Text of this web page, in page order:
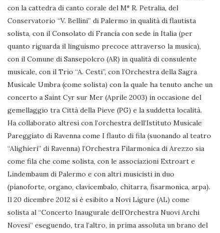
con la cattedra di canto corale del M° R. Petralia, del
Conservatorio “V. Bellini” di Palermo in qualità di flautista
solista, con il Consolato di Francia con sede in Italia (per
quanto riguarda il linguismo precoce attraverso la musica),
con il Comune di Sansepolcro (AR) in qualità di consulente
musicale, con il Trio “A. Cesti”, con l’Orchestra della Sagra
Musicale Umbra (come solista) con la quale ha tenuto anche un
concerto a Saint Cyr sur Mer (Aprile 2003) in occasione del
gemellaggio tra Città della Pieve (PG) e la suddetta località.
Ha collaborato altresì con l’orchestra dell’Istituto Musicale
Pareggiato di Ravenna come I flauto di fila (suonando al teatro
“Alighieri” di Ravenna) l’Orchestra Filarmonica di Arezzo sia
come fila che come solista, con le associazioni Extroart e
Lindembaum di Palermo e con altri musicisti in duo
(pianoforte, organo, clavicembalo, chitarra, fisarmonica, arpa).
Il 20 dicembre 2012 si è esibito a Novi Ligure (AL) come
solista al “Concerto Inaugurale dell’Orchestra Nuovi Archi
Novesi” eseguendo, tra l’altro, in prima assoluta un brano del